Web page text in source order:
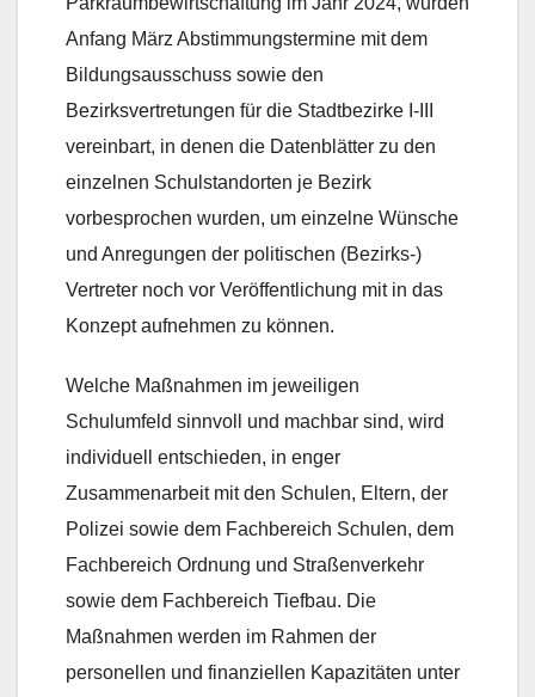
Anfang März Abstimmungstermine mit dem
Bildungsausschuss sowie den
Bezirksvertretungen für die Stadtbezirke I-III
vereinbart, in denen die Datenblätter zu den
einzelnen Schulstandorten je Bezirk
vorbesprochen wurden, um einzelne Wünsche
und Anregungen der politischen (Bezirks-)
Vertreter noch vor Veröffentlichung mit in das
Konzept aufnehmen zu können.
Welche Maßnahmen im jeweiligen
Schulumfeld sinnvoll und machbar sind, wird
individuell entschieden, in enger
Zusammenarbeit mit den Schulen, Eltern, der
Polizei sowie dem Fachbereich Schulen, dem
Fachbereich Ordnung und Straßenverkehr
sowie dem Fachbereich Tiefbau. Die
Maßnahmen werden im Rahmen der
personellen und finanziellen Kapazitäten unter